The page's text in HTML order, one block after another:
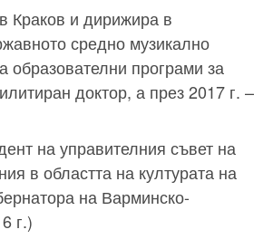
Краков и дирижира в
средно музикално
програми за
доктор, а през 2017 г. –
на управителния съвет на
в областта на културата на
на Варминско-
г.)